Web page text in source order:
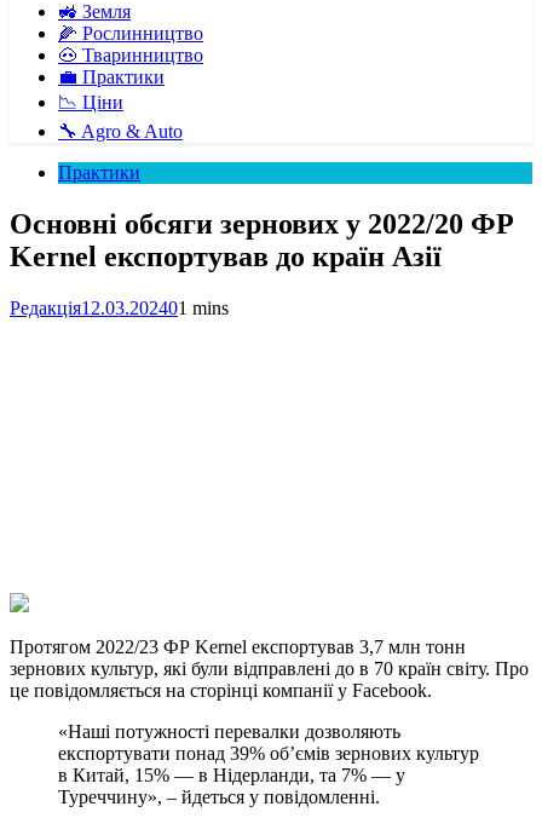
🚜 Земля
🌽 Рослинництво
🐽 Тваринництво
💼 Практики
📉 Ціни
🔧 Agro & Auto
Практики
Основні обсяги зернових у 2022/20 ФР
Kernel експортував до країн Азії
Редакція12.03.202401 mins
Link
Print
Протягом 2022/23 ФР Kernel експортував 3,7 млн тонн
зернових культур, які були відправлені до в 70 країн світу. Про
це повідомляється на сторінці компанії у Facebook.
«Наші потужності перевалки дозволяють
експортувати понад 39% об’ємів зернових культур
в Китай, 15% — в Нідерланди, та 7% — у
Туреччину», – йдеться у повідомленні.